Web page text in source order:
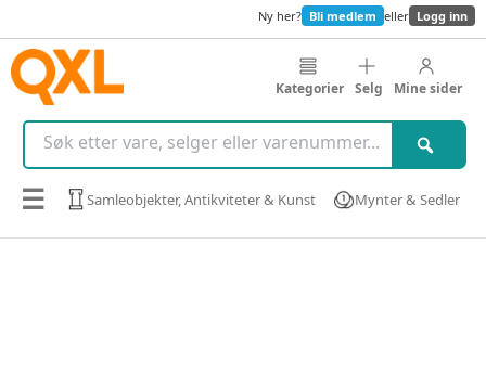
Ny her? Bli medlem eller Logg inn
Kategorier Selg Mine sider
☰ Samleobjekter, Antikviteter & Kunst Mynter & Sedler